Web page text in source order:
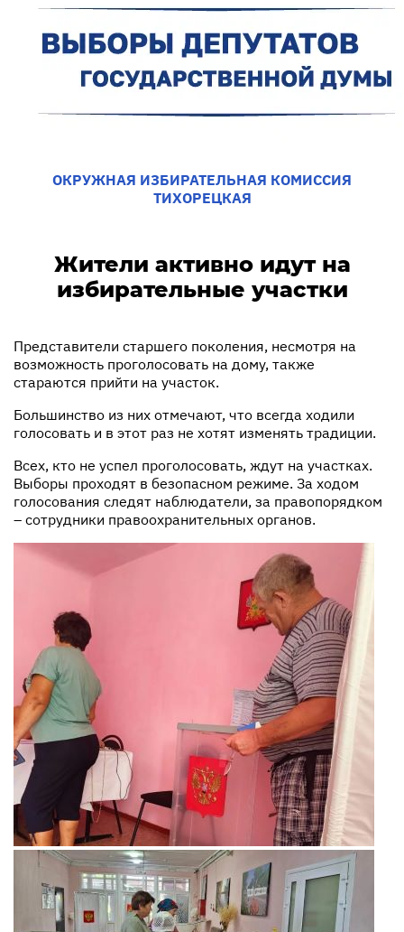
ОКРУЖНАЯ ИЗБИРАТЕЛЬНАЯ КОМИССИЯ
ТИХОРЕЦКАЯ
Жители активно идут на
избирательные участки
Представители старшего поколения, несмотря на
возможность проголосовать на дому, также
стараются прийти на участок.
Большинство из них отмечают, что всегда ходили
голосовать и в этот раз не хотят изменять традиции.
Всех, кто не успел проголосовать, ждут на участках.
Выборы проходят в безопасном режиме. За ходом
голосования следят наблюдатели, за правопорядком
– сотрудники правоохранительных органов.